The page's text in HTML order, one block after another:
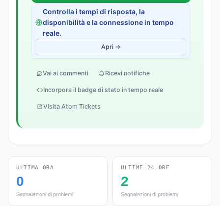
Controlla i tempi di risposta, la
disponibilità e la connessione in tempo
reale.
Apri →
Vai ai commenti Ricevi notifiche
Incorpora il badge di stato in tempo reale
Visita Atom Tickets
ULTIMA ORA
0
Segnalazioni di problemi
ULTIME 24 ORE
2
Segnalazioni di problemi